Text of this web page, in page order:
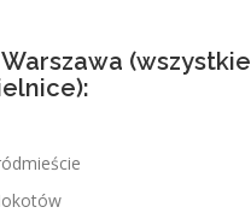
Warszawa (wszystkie